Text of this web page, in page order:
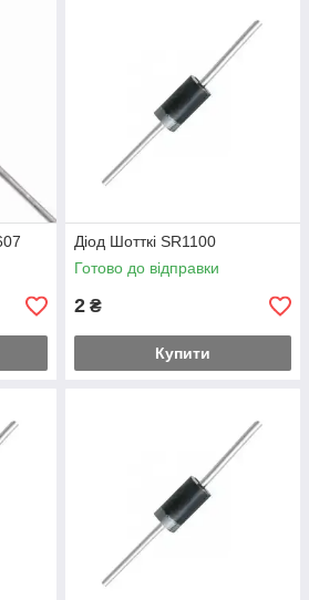
Діод Шотткі SR1100
Готово до відправки
2 ₴
Купити